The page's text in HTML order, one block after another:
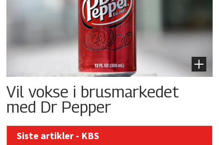
Vil vokse i brusmarkedet
med Dr Pepper
Siste artikler - KBS